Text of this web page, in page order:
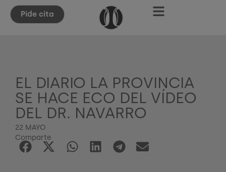
Pide cita
EL DIARIO LA PROVINCIA
SE HACE ECO DEL VÍDEO
DEL DR. NAVARRO
22 MAYO
Comparte